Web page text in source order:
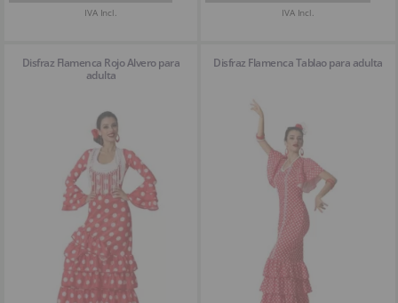
IVA Incl. IVA Incl.
Disfraz Flamenca Rojo Alvero para
adulta
Disfraz Flamenca Tablao para adulta